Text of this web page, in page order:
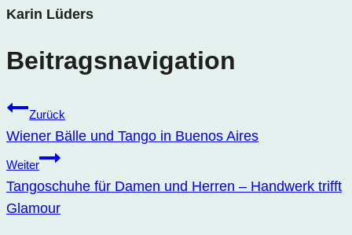
Karin Lüders
Beitragsnavigation
Zurück
Wiener Bälle und Tango in Buenos Aires
Weiter
Tangoschuhe für Damen und Herren – Handwerk trifft
Glamour